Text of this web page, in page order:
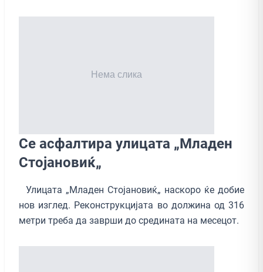
Се асфалтира улицата „Младен
Стојановиќ„
Улицата „Младен Стојановиќ„ наскоро ќе добие
нов изглед. Реконструкцијата во должина од 316
метри треба да заврши до средината на месецот.